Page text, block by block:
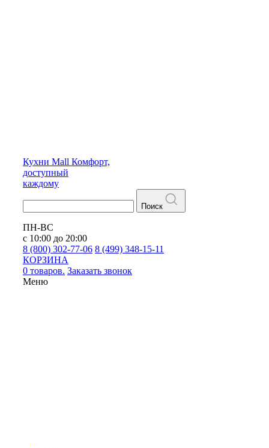
Кухни Mall Комфорт,
доступный
каждому
Поиск
ПН-ВС
с 10:00 до 20:00
8 (800) 302-77-06 8 (499) 348-15-11
КОРЗИНА
0 товаров. Заказать звонок
Меню